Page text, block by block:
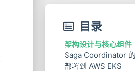
目录
架构设计与核心组件
Saga Coordinator
部署到 AWS EKS